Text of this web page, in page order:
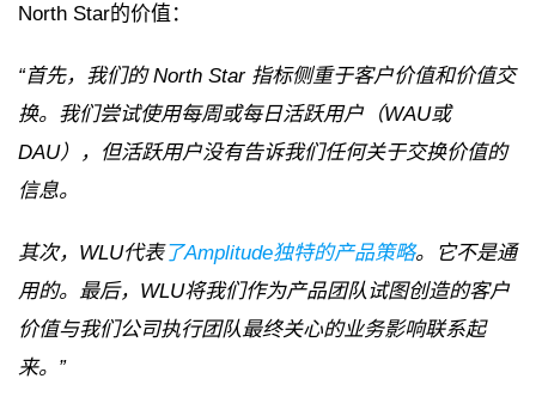
North Star的价值：
“首先，我们的 North Star 指标侧重于客户价值和价值交
换。我们尝试使用每周或每日活跃用户（WAU或
DAU），但活跃用户没有告诉我们任何关于交换价值的
信息。
其次，WLU代表了Amplitude独特的产品策略。它不是通
用的。最后，WLU将我们作为产品团队试图创造的客户
价值与我们公司执行团队最终关心的业务影响联系起
来。”